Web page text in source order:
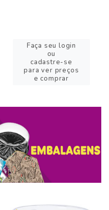
Faça seu login
ou
cadastre-se
para ver preços
e comprar